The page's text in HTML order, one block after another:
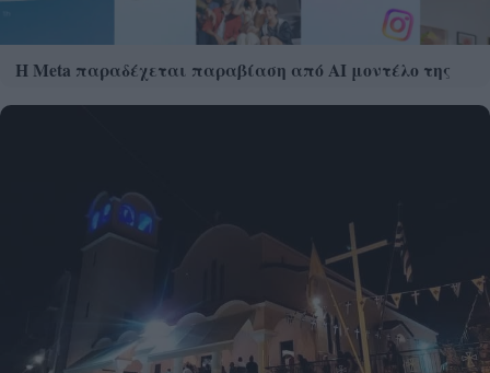
Η Meta παραδέχεται παραβίαση από AI μοντέλο της